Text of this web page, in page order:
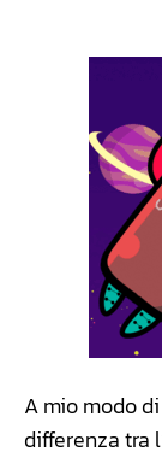
A mio modo
differenza tra